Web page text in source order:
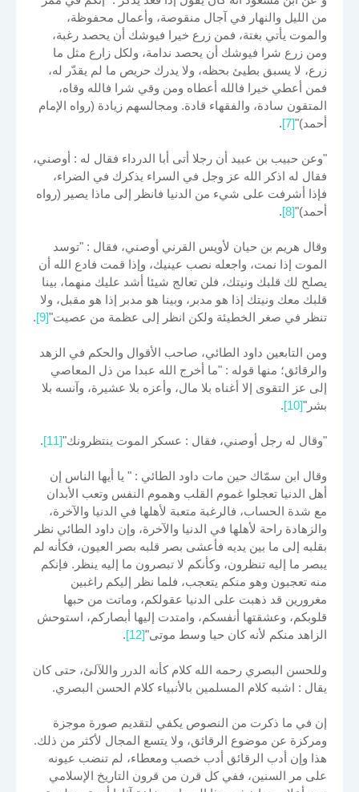
من الليل والنهار في آجال منقوصة، وأعمال محفوظة،
والموت يأتي بغتة، فمن زرع خيرا فيوشك أن يحصد رغبة،
ومن زرع شرا فيوشك أن يحصد ندامة، ولكل زارع مثل ما
زرع، لا يسبق بطيئ بحظه، ولا يدرك حريص ما لم يقدّر له،
فمن أعطي خيرا فالله أعطاه ومن وقي شرا فالله وقاه،
المتقون سادة، والفقهاء قادة. ومجالسهم زيادة (رواه الإمام
أحمد)"[7]
.
"وعن حبيب بن عبيد أن رجلا أتى أبا الدرداء فقال له : أوصني،
فقال له اذكر الله عز وجل في السراء يذكرك في الضراء،
فإذا أشرفت على شيء من الدنيا فانظر إلى ماذا يصير (رواه
أحمد)"[8]
.
وقال هريم بن حيان لأويس القرني أوصني، فقال : "توسد
الموت إذا نمت، واجعله نصب عينيك، وإذا قمت فادع الله أن
يصلح لك قلبك ونيتك، فلن تعالج شيئا أشد عليك منهما، بينا
قلبك معك ونيتك إذا هو مدبر، وبينا هو مدبر إذا هو مقبل، ولا
تنظر في صغر الخطيئة ولكن انظر إلى عظمة من عصيت"[9]
.
ومن التابعين داود الطائي، صاحب الأقوال والحكم في الزهد
والرقائق؛ منها قوله : "ما أخرج الله عبدا من ذل المعاصي
إلى عز التقوى إلا أغناه بلا مال، وأعزه بلا عشيرة، وآنسه بلا
بشر"[10]
.
"وقال له رجل أوصني، فقال : عسكر الموت ينتظرونك"[11]
.
وقال ابن سمّاك حين مات داود الطائي : " يا أيها الناس إن
أهل الدنيا تعجلوا غموم القلب وهموم النفس وتعب الأبدان
مع شدة الحساب، فالرغبة متعبة لأهلها في الدنيا والآخرة،
والزهادة راحة لأهلها في الدنيا والآخرة، وإن داود الطائي نظر
بقلبه إلى ما بين يديه فأعشى بصر قلبه بصر العيون، فكأنه لم
يبصر ما إليه تنظرون، وكأنكم لا تبصرون ما إليه ينظر. فإنكم
منه تعجبون وهو منكم يتعجب، فلما نظر إليكم راغبين
مغرورين قد ذهبت على الدنيا عقولكم، وماتت من حبها
قلوبكم، وعشقتها أنفسكم، وامتدت إليها أبصاركم، استوحش
الزاهد منكم لأنه كان حيا وسط موتى"[12]
.
وللحسن البصري رحمه الله كلام كأنه الدرر واللآلئ، حتى كان
يقال : اشبه كلام المسلمين بالأنبياء كلام الحسن البصري.
إن في ما ذكرت من النصوص يكفي لتقديم صورة موجزة
ومركزة عن موضوع الرقائق، ولا يتسع المجال لأكثر من ذلك.
هذا وإن أدب الرقائق أدب خصب ومعطاء، لم تنضب عيونه
على مر السنين، ففي كل قرن من قرون التاريخ الإسلامي